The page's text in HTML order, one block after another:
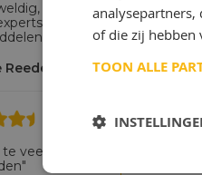
het laat
zijn in
veel in het
of die zij hebben
TOON ALLE